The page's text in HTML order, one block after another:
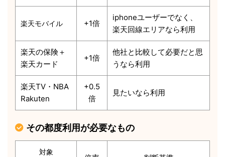
楽天モバイル +1倍
iphoneユーザーでなく、
楽天回線エリアなら利用
楽天の保険＋
楽天カード
+1倍
他社と比較して必要だと思
うなら利用
楽天TV・NBA
Rakuten
+0.5
倍
見たいなら利用
その都度利用が必要なもの
対象